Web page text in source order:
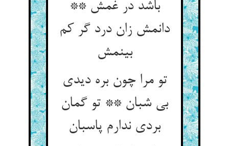
باشد در غمش **
دانمش زان درد گر کم
بینمش
تو مرا چون بره دیدی
بی شبان ** تو گمان
بردی ندارم پاسبان